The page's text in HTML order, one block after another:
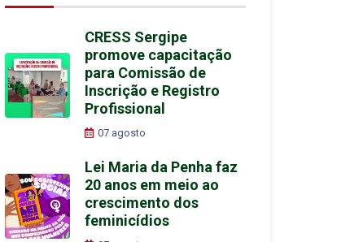
CRESS Sergipe
promove capacitação
para Comissão de
Inscrição e Registro
Profissional
07 agosto
Lei Maria da Penha faz
20 anos em meio ao
crescimento dos
feminicídios